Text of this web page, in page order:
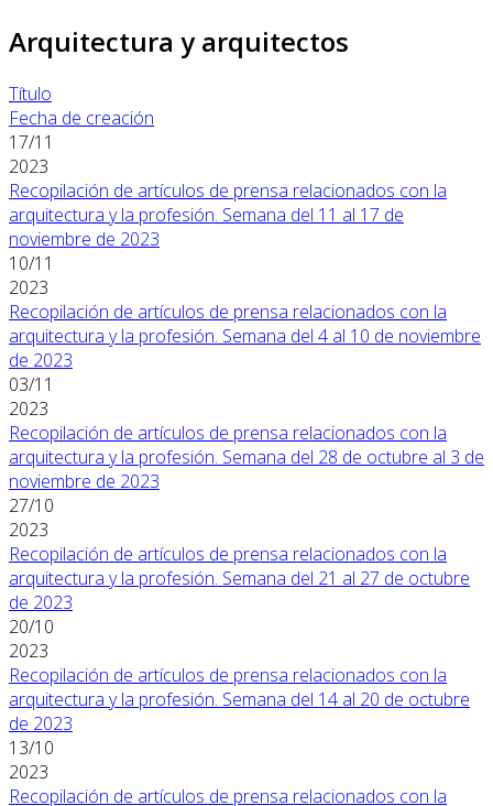
Arquitectura y arquitectos
Título
Fecha de creación
17/11
2023
Recopilación de artículos de prensa relacionados con la
arquitectura y la profesión. Semana del 11 al 17 de
noviembre de 2023
10/11
2023
Recopilación de artículos de prensa relacionados con la
arquitectura y la profesión. Semana del 4 al 10 de noviembre
de 2023
03/11
2023
Recopilación de artículos de prensa relacionados con la
arquitectura y la profesión. Semana del 28 de octubre al 3 de
noviembre de 2023
27/10
2023
Recopilación de artículos de prensa relacionados con la
arquitectura y la profesión. Semana del 21 al 27 de octubre
de 2023
20/10
2023
Recopilación de artículos de prensa relacionados con la
arquitectura y la profesión. Semana del 14 al 20 de octubre
de 2023
13/10
2023
Recopilación de artículos de prensa relacionados con la